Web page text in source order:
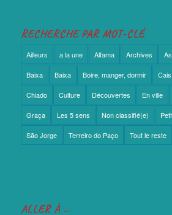
RECHERCHE PAR MOT-CLÉ
Ailleurs a la une Alfama Archives
Baixa Baixa Boire, manger, dormir
Chiado Culture Découvertes En ville
Graça Les 5 sens Non classifié(e)
São Jorge Terreiro do Paço Tout le reste
ALLER À …